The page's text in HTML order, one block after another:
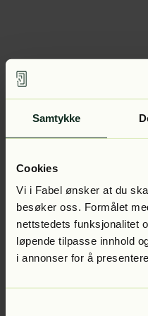
Samtykke
Cookies
Vi i Fabel ønsker at du
besøker oss. Formålet
nettstedets funksjonalitet
løpende tilpasse innhold
i annonser for å